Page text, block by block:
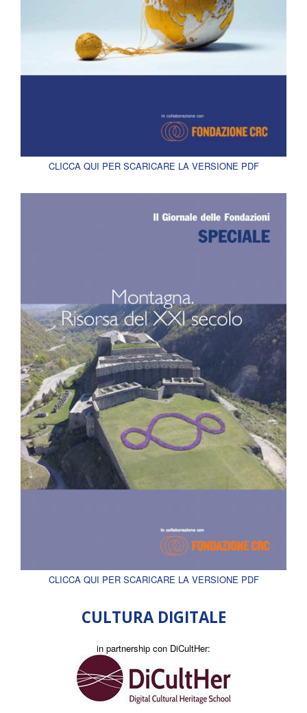
CLICCA QUI PER SCARICARE LA VERSIONE PDF
CLICCA QUI PER SCARICARE LA VERSIONE PDF
CULTURA DIGITALE
in partnership con DiCultHer: